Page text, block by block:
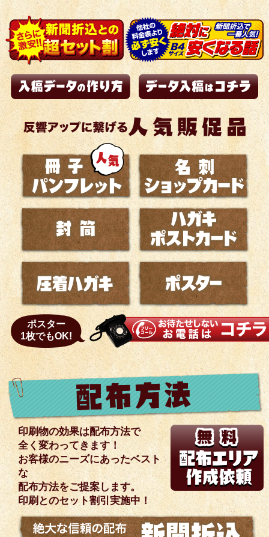
ポスター
1枚でもOK!
印刷物の効果は配布方法で
全く変わってきます！
お客様のニーズにあったベスト
な
配布方法をご提案します。
印刷とのセット割引実施中！